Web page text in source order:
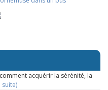
acquérir la sérénité, la
suite)